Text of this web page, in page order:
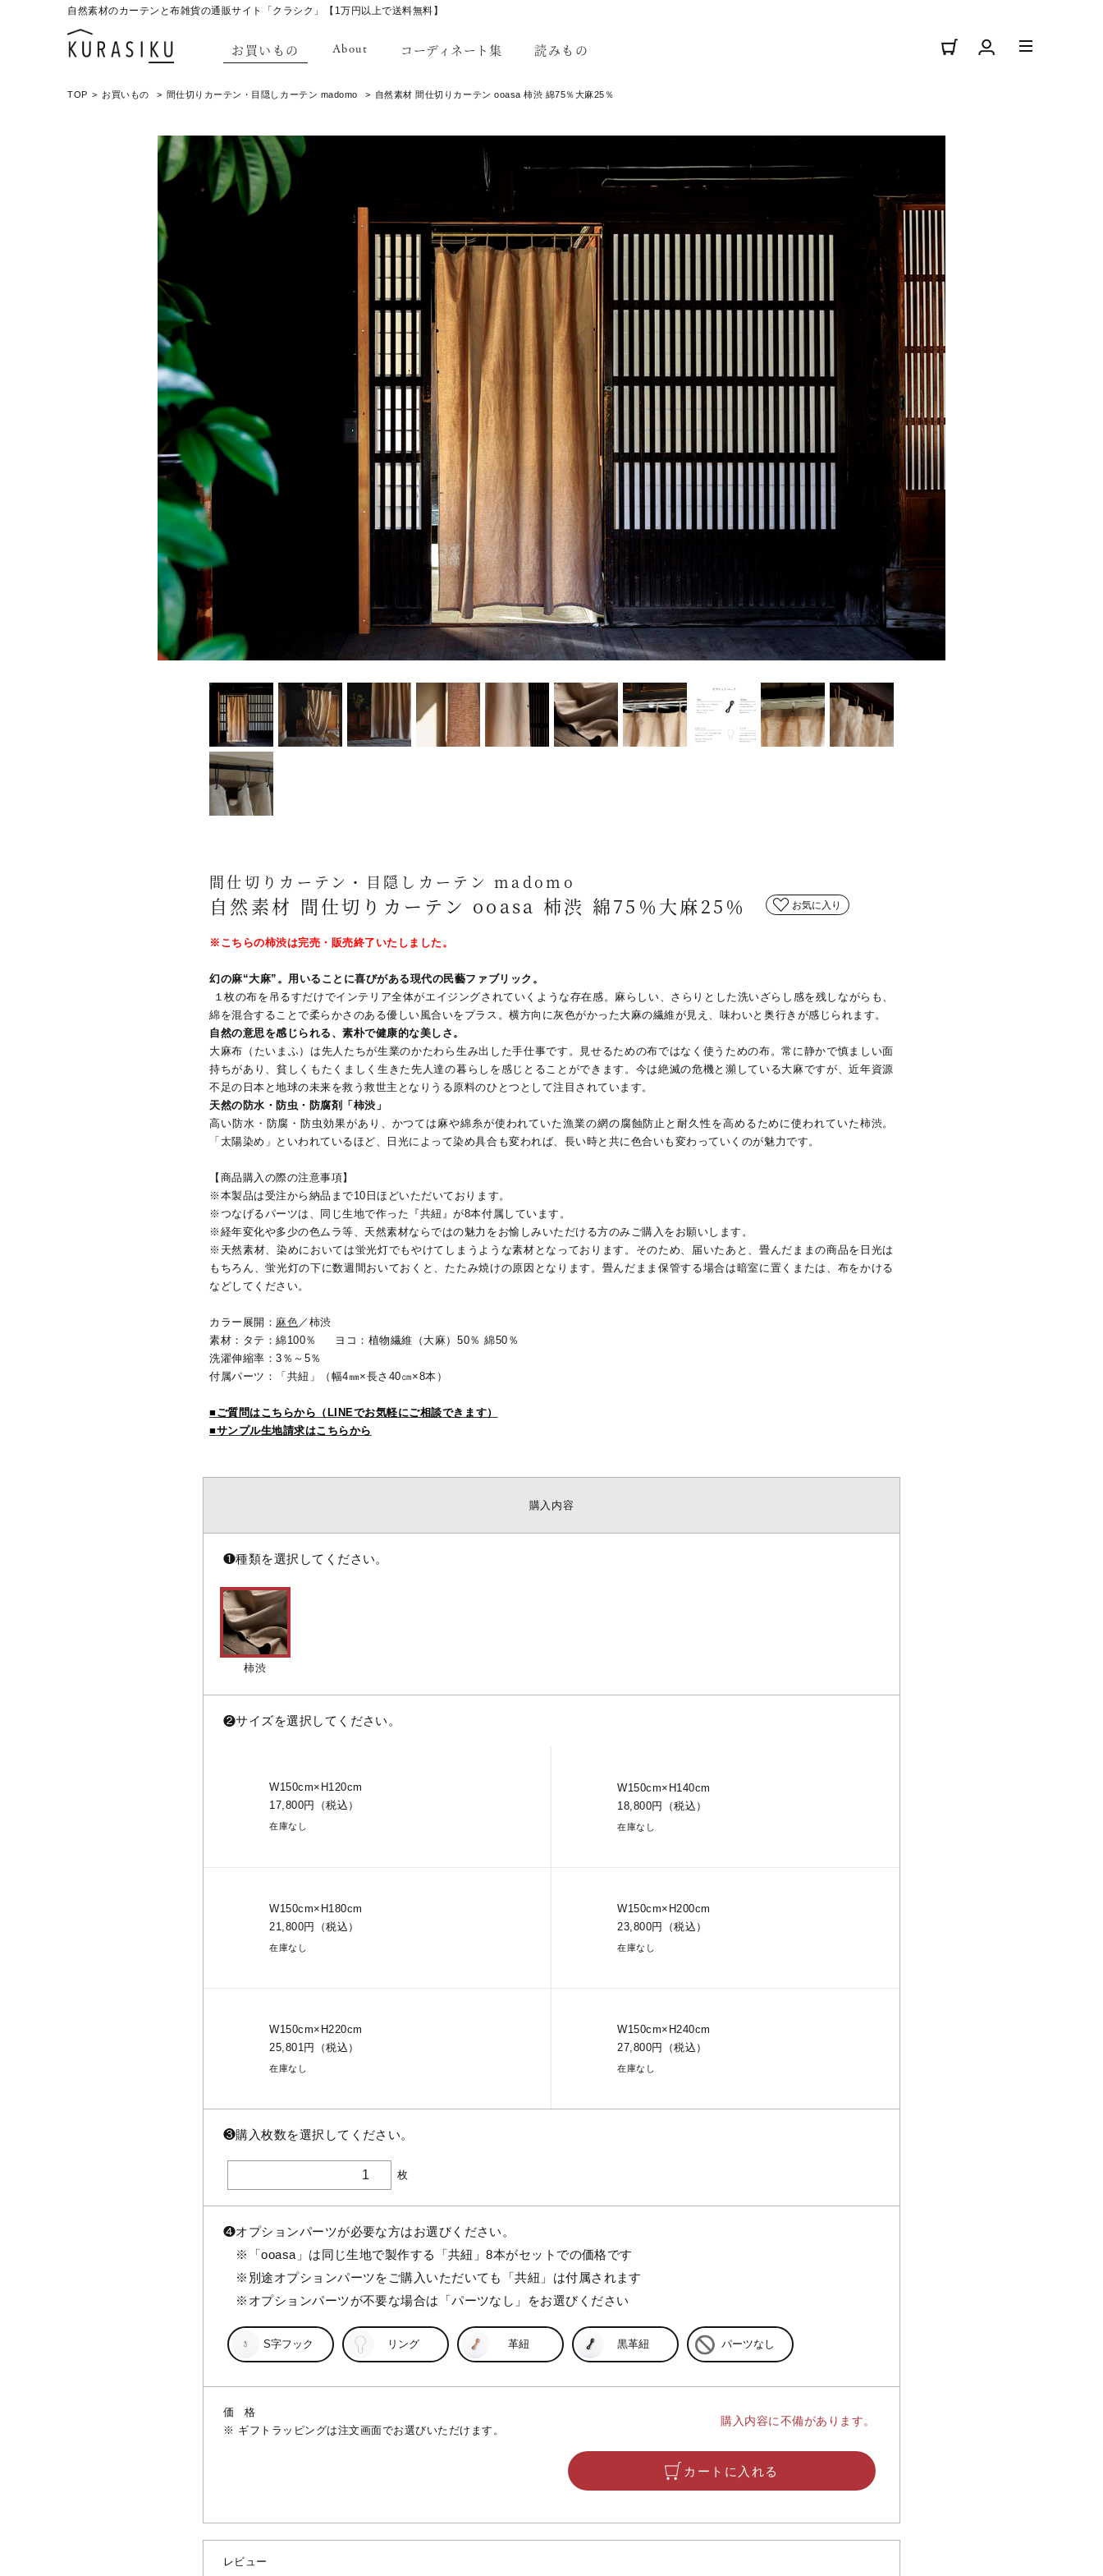
自然素材のカーテンと布雑貨の通販サイト「クラシク」【1万円以上で送料無料】
お買いもの About コーディネート集 読みもの
TOP お買いもの 間仕切りカーテン・目隠しカーテン madomo 自然素材 間仕切りカーテン ooasa 柿渋 綿75％大麻25％
間仕切りカーテン・目隠しカーテン madomo
自然素材 間仕切りカーテン ooasa 柿渋 綿75％大麻25％ お気に入り
※こちらの柿渋は完売・販売終了いたしました。
幻の麻“大麻”。用いることに喜びがある現代の民藝ファブリック。
１枚の布を吊るすだけでインテリア全体がエイジングされていくような存在感。麻らしい、さらりとした洗いざらし感を残しながらも、
綿を混合することで柔らかさのある優しい風合いをプラス。横方向に灰色がかった大麻の繊維が見え、味わいと奥行きが感じられます。
自然の意思を感じられる、素朴で健康的な美しさ。
大麻布（たいまふ）は先人たちが生業のかたわら生み出した手仕事です。見せるための布ではなく使うための布。常に静かで慎ましい面
持ちがあり、貧しくもたくましく生きた先人達の暮らしを感じとることができます。今は絶滅の危機と瀕している大麻ですが、近年資源
不足の日本と地球の未来を救う救世主となりうる原料のひとつとして注目されています。
天然の防水・防虫・防腐剤「柿渋」
高い防水・防腐・防虫効果があり、かつては麻や綿糸が使われていた漁業の網の腐蝕防止と耐久性を高めるために使われていた柿渋。
「太陽染め」といわれているほど、日光によって染め具合も変われば、長い時と共に色合いも変わっていくのが魅力です。
【商品購入の際の注意事項】
※本製品は受注から納品まで10日ほどいただいております。
※つなげるパーツは、同じ生地で作った『共紐』が8本付属しています。
※経年変化や多少の色ムラ等、天然素材ならではの魅力をお愉しみいただける方のみご購入をお願いします。
※天然素材、染めにおいては蛍光灯でもやけてしまうような素材となっております。そのため、届いたあと、畳んだままの商品を日光は
もちろん、蛍光灯の下に数週間おいておくと、たたみ焼けの原因となります。畳んだまま保管する場合は暗室に置くまたは、布をかける
などしてください。
カラー展開： 麻色／柿渋
素材：タテ：綿100％ ヨコ：植物繊維（大麻）50％ 綿50％
洗濯伸縮率：3％～5％
付属パーツ：「共紐」（幅4㎜×長さ40㎝×8本）
■ご質問はこちらから（LINEでお気軽にご相談できます）
■サンプル生地請求はこちらから
購入内容
❶種類を選択してください。
柿渋
❷サイズを選択してください。
W150cm×H120cm
17,800円（税込）
在庫なし
W150cm×H140cm
18,800円（税込）
在庫なし
W150cm×H180cm
21,800円（税込）
在庫なし
W150cm×H200cm
23,800円（税込）
在庫なし
W150cm×H220cm
25,801円（税込）
在庫なし
W150cm×H240cm
27,800円（税込）
在庫なし
❸購入枚数を選択してください。
枚
❹オプションパーツが必要な方はお選びください。
※「ooasa」は同じ生地で製作する「共紐」8本がセットでの価格です
※別途オプションパーツをご購入いただいても「共紐」は付属されます
※オプションパーツが不要な場合は「パーツなし」をお選びください
S字フック リング 革紐 黒革紐 パーツなし
価格
ギフトラッピングは注文画面でお選びいただけます。
購入内容に不備があります。
カートに入れる
レビュー